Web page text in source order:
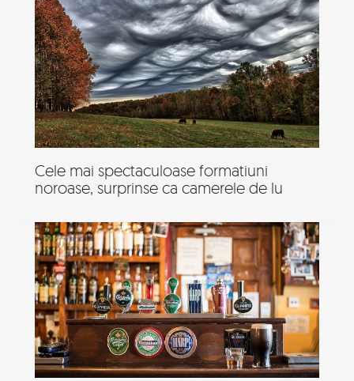
Cele mai spectaculoase formatiuni
noroase, surprinse ca camerele de lu